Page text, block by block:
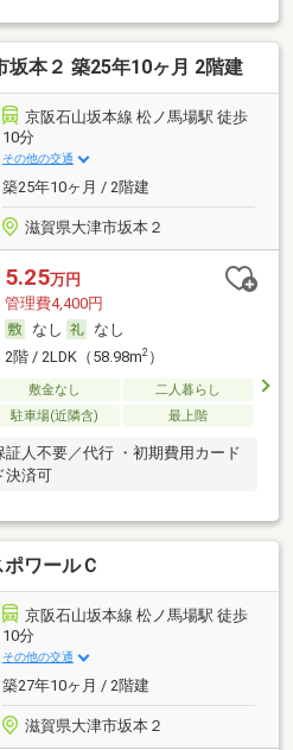
坂本２ 築25年10ヶ月 2階建
京阪石山坂本線 松ノ馬場駅 徒歩
10分
その他の交通
築25年10ヶ月 / 2階建
滋賀県大津市坂本２
5.25万円
管理費4,400円
なし
なし
2階 / 2LDK（58.98m2）
敷金なし
二人暮らし
駐車場(近隣含) 最上階
人不要／代行 ・初期費用カード
決済可
ワールＣ
京阪石山坂本線 松ノ馬場駅 徒歩
10分
その他の交通
築27年10ヶ月 / 2階建
滋賀県大津市坂本２